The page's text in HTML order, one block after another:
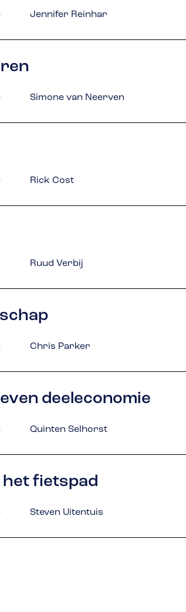
Jennifer Reinhar
Simone van Neerven
Rick Cost
Ruud Verbij
Chris Parker
deeleconomie
Quinten Selhorst
fietspad
Steven Uitentuis